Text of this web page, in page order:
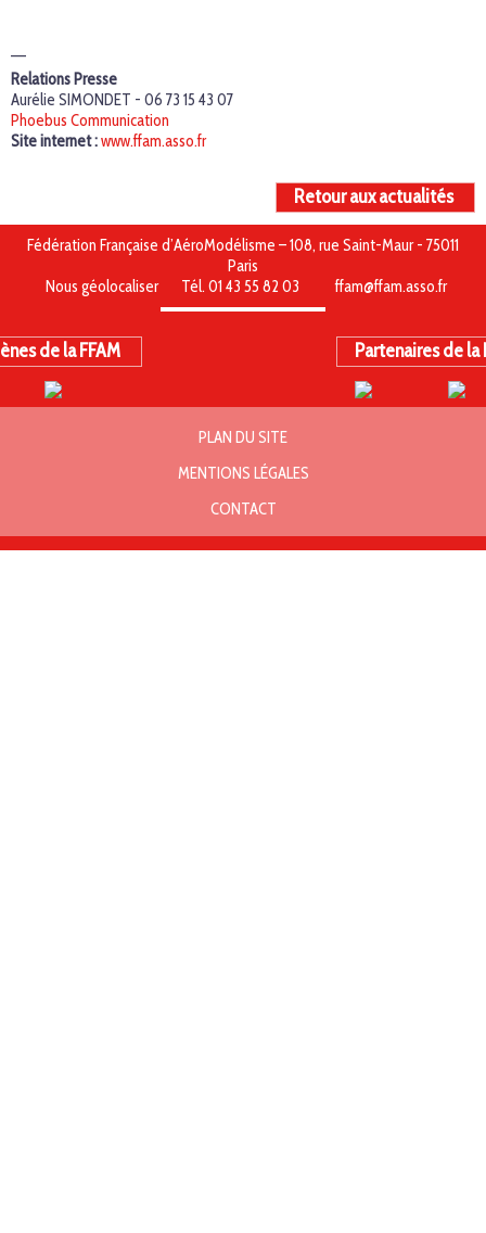
Relations Presse
Aurélie SIMONDET - 06 73 15 43 07
Phoebus Communication
Site internet :www.ffam.asso.fr
Retour aux actualités
Fédération Française d’AéroModélisme – 108, rue Saint-Maur - 75011
Paris
Nous géolocaliser
Tél. 01 43 55 82 03 ffam@ffam.asso.fr
de la FFAM Partenaires de la
PLAN DU SITE
MENTIONS LÉGALES
CONTACT